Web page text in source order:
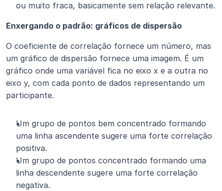
ou muito fraca, basicamente sem relação relevante.
Enxergando o padrão: gráficos de dispersão
O coeficiente de correlação fornece um número, mas
um gráfico de dispersão fornece uma imagem. É um
gráfico onde uma variável fica no eixo x e a outra no
eixo y, com cada ponto de dados representando um
participante.
Um grupo de pontos bem concentrado formando
uma linha ascendente sugere uma forte correlação
positiva.
Um grupo de pontos concentrado formando uma
linha descendente sugere uma forte correlação
negativa.